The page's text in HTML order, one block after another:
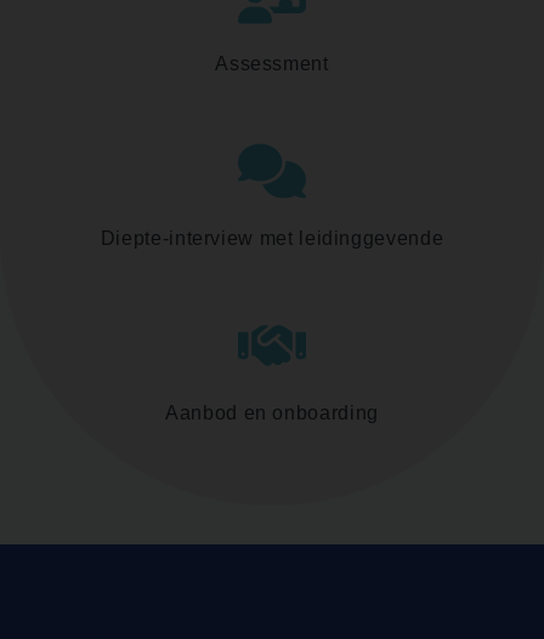
Assessment
Diepte-interview met leidinggevende
Aanbod en onboarding